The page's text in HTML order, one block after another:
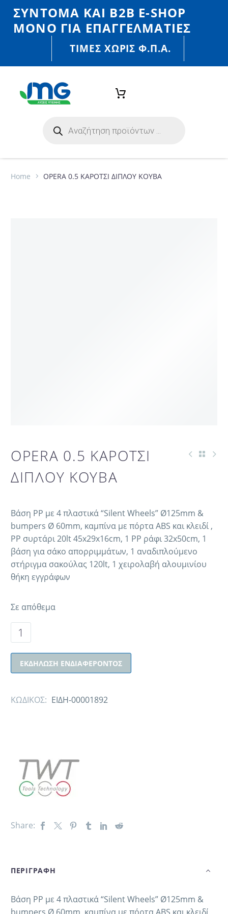
ΣΎΝΤΟΜΑ ΚΑΙ Β2Β E-SHOP
MONO ΓΙΑ ΕΠΑΓΓΕΛΜΑΤΊΕΣ
ΤΙΜΈΣ ΧΩΡΙΣ Φ.Π.Α.
Home OPERA 0.5 ΚΑΡΟΤΣΙ ΔΙΠΛΟΥ ΚΟΥΒΑ
OPERA 0.5 ΚΑΡΟΤΣΙ
ΔΙΠΛΟΥ ΚΟΥΒΑ
Βάση PP με 4 πλαστικά “Silent Wheels” Ø125mm &
bumpers Ø 60mm, καμπίνα με πόρτα ABS και κλειδί ,
PP συρτάρι 20lt 45x29x16cm, 1 PP ράφι 32x50cm, 1
βάση για σάκο απορριμμάτων, 1 αναδιπλούμενο
στήριγμα σακούλας 120lt, 1 χειρολαβή αλουμινίου
θήκη εγγράφων
Σε απόθεμα
ΕΚΔΉΛΩΣΗ ΕΝΔΙΑΦΈΡΟΝΤΟΣ
ΚΩΔΙΚΟΣ: ΕΙΔΗ-00001892
Share:
ΠΕΡΙΓΡΑΦΗ
Βάση PP με 4 πλαστικά “Silent Wheels” Ø125mm &